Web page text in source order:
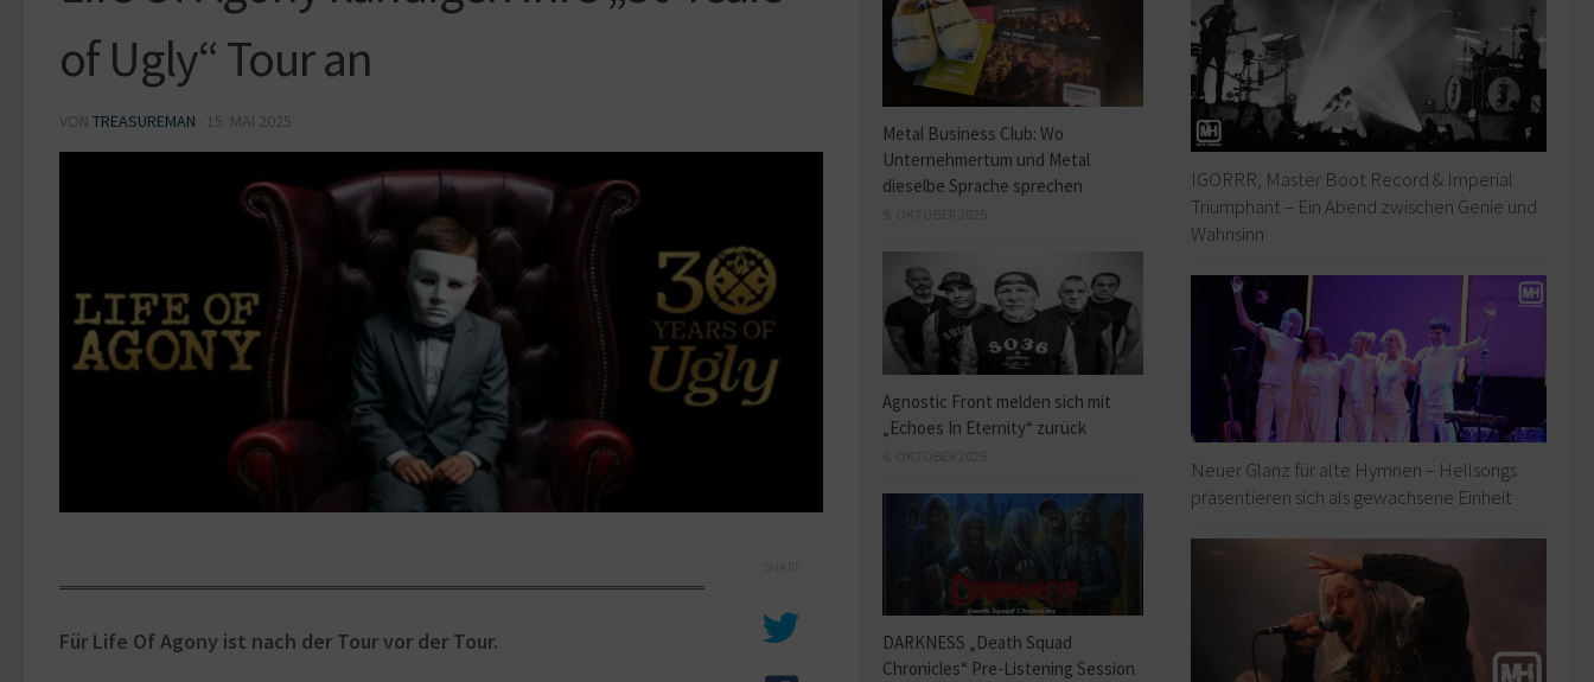
of Ugly“ Tour an
VON TREASUREMAN 15. MAI 2025
Für Life Of Agony ist nach der Tour vor der Tour.
IGORRR, Master Boot Record & Imperial
Triumphant – Ein Abend zwischen Genie und
Wahnsinn
Neuer Glanz für alte Hymnen – Hellsongs
präsentieren sich als gewachsene Einheit
Metal Business Club: Wo
Unternehmertum und Metal
dieselbe Sprache sprechen
Agnostic Front melden sich mit
„Echoes In Eternity“ zurück
DARKNESS „Death Squad
Chronicles“ Pre-Listening Session